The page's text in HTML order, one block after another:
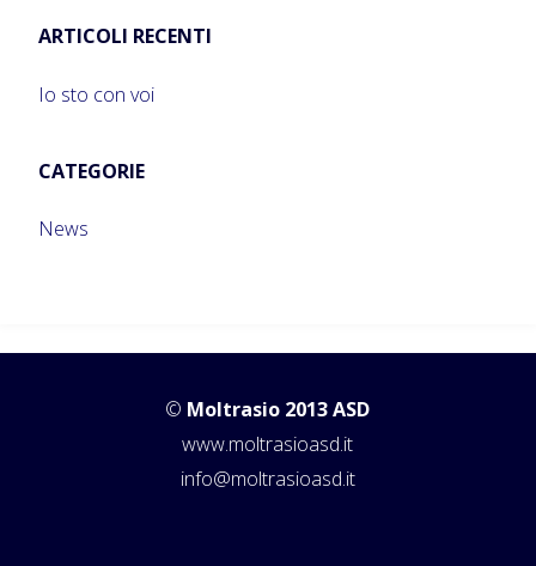
ARTICOLI RECENTI
Io sto con voi
CATEGORIE
News
© Moltrasio 2013 ASD
www.moltrasioasd.it
info@moltrasioasd.it